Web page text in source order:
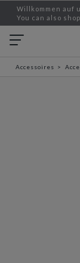
Willkommen auf
You can also
Accessoires